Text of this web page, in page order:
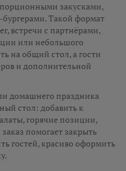
закусками,
Такой формат
встречи с партнёрами,
или небольшого
на общий стол, а гости
и дополнительной
домашнего праздника
стол: добавить к
горячие позиции,
помогает закрыть
гостей, красиво оформить